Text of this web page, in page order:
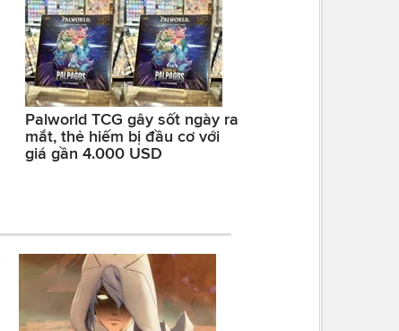
Palworld TCG gây sốt ngày ra
mắt, thẻ hiếm bị đầu cơ với
giá gần 4.000 USD